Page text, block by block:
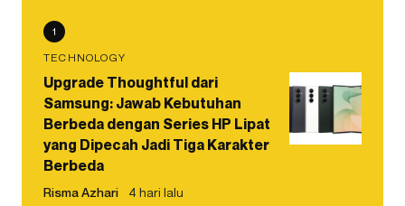
1
TECHNOLOGY
Upgrade Thoughtful dari
Samsung: Jawab Kebutuhan
Berbeda dengan Series HP Lipat
yang Dipecah Jadi Tiga Karakter
Berbeda
Risma Azhari 4 hari lalu